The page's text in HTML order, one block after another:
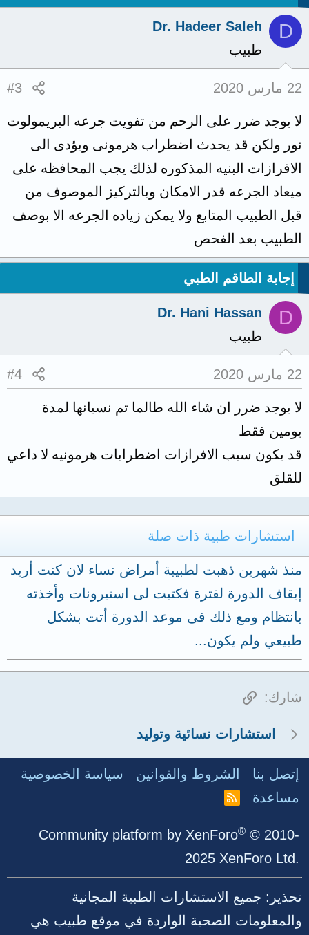
D
Dr. Hadeer Saleh
طبيب
22 مارس 2020 #3
لا يوجد ضرر على الرحم من تفويت جرعه البريمولوت
نور ولكن قد يحدث اضطراب هرمونى ويؤدى الى
الافرازات البنيه المذكوره لذلك يجب المحافظه على
ميعاد الجرعه قدر الامكان وبالتركيز الموصوف من
قبل الطبيب المتابع ولا يمكن زياده الجرعه الا بوصف
الطبيب بعد الفحص
إجابة الطاقم الطبي
D
Dr. Hani Hassan
طبيب
22 مارس 2020 #4
لا يوجد ضرر ان شاء الله طالما تم نسيانها لمدة
يومين فقط
قد يكون سبب الافرازات اضطرابات هرمونيه لا داعي
للقلق
استشارات طبية ذات صلة
منذ شهرين ذهبت لطبيبة أمراض نساء لان كنت أريد
إيقاف الدورة لفترة فكتبت لى استيرونات وأخذته
بانتظام ومع ذلك فى موعد الدورة أتت بشكل
طبيعي ولم يكون...
شارك: الرابط
استشارات نسائية وتوليد
إتصل بنا الشروط والقوانين
سياسة الخصوصية
مساعدة
R
S
Community platform by XenForo® © 2010-
2025 XenForo Ltd.
تحذير: جميع الاستشارات الطبية المجانية
والمعلومات الصحية الواردة في موقع طبيب هي